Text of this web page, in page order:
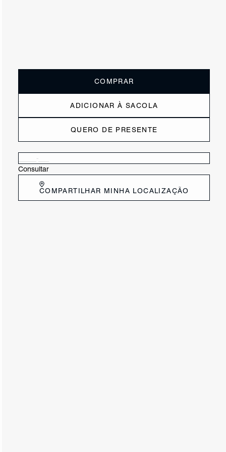
COMPRAR
ADICIONAR À SACOLA
QUERO DE PRESENTE
Consultar
COMPARTILHAR MINHA LOCALIZAÇÃO